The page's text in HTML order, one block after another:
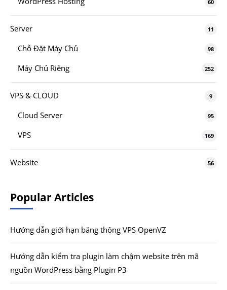
60
Server 11
Chỗ Đặt Máy Chủ 98
Máy Chủ Riêng 252
VPS & CLOUD 9
Cloud Server 95
VPS 169
Website 56
Popular Articles
Hướng dẫn giới hạn băng thông VPS OpenVZ
Hướng dẫn kiểm tra plugin làm chậm website trên mã
nguồn WordPress bằng Plugin P3